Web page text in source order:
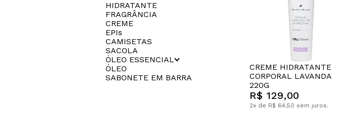
HIDRATANTE
FRAGRÂNCIA
CREME
EPIs
CAMISETAS
SACOLA
ÓLEO ESSENCIAL
ÓLEO
SABONETE EM BARRA
CREME HIDRATANTE
CORPORAL LAVANDA
220G
R$ 129,00
2x de R$ 64,50 sem juros.